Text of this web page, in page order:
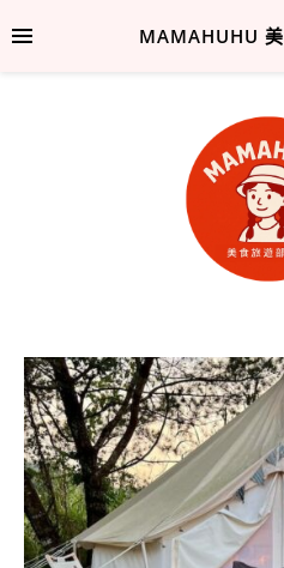
MAMAHUHU